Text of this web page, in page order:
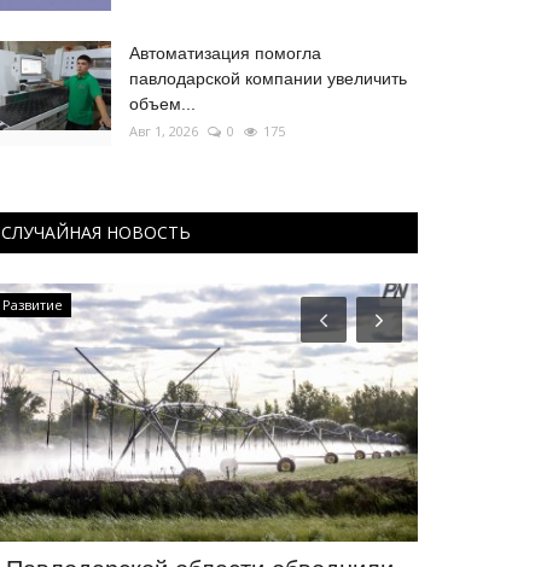
Автоматизация помогла
павлодарской компании увеличить
объем...
Авг 1, 2026 0 175
СЛУЧАЙНАЯ НОВОСТЬ
Развитие